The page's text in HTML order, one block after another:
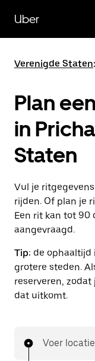
naar
hoofdinhoud
Uber
Verenigde Staten
Plan
in
Staten
Vul je
rijden. Of plan je
Een rit kan tot 90
aangevraagd.
Tip: de ophaaltijd
grotere steden.
reserveren,
dat uitkomt.
Voer